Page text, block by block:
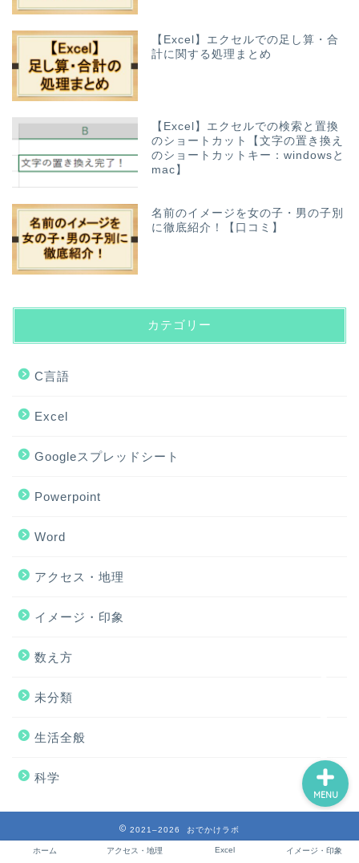
【Excel】エクセルでの足し算・合
計に関する処理まとめ
【Excel】エクセルでの検索と置換
のショートカット【文字の置き換え
のショートカットキー：windowsと
mac】
名前のイメージを女の子・男の子別
に徹底紹介！【口コミ】
カテゴリー
C言語
Excel
Googleスプレッドシート
Powerpoint
Word
アクセス・地理
イメージ・印象
数え方
未分類
生活全般
科学
2021–2026 おでかけラボ
ホーム アクセス・地理 Excel イメージ・印象
MENU